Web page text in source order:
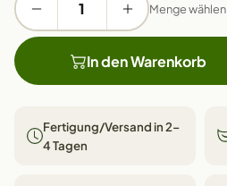
Menge wählen
In den Warenkorb
Fertigung/Versand in 2–
4 Tagen